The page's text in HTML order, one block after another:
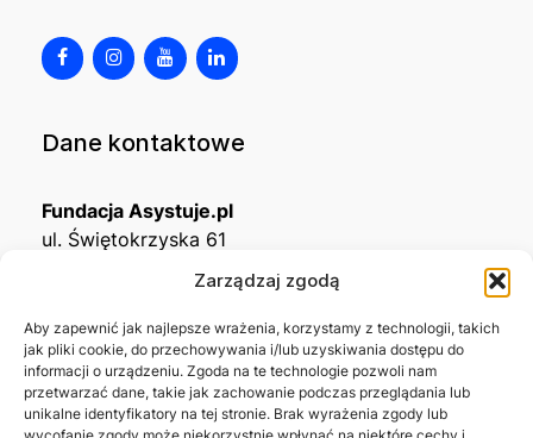
Zarządzaj zgodą
Aby zapewnić jak najlepsze wrażenia, korzystamy z technologii, takich
jak pliki cookie, do przechowywania i/lub uzyskiwania dostępu do
informacji o urządzeniu. Zgoda na te technologie pozwoli nam
przetwarzać dane, takie jak zachowanie podczas przeglądania lub
unikalne identyfikatory na tej stronie. Brak wyrażenia zgody lub
Dane kontaktowe
Fundacja Asystuje.pl
ul. Świętokrzyska 61
KRS0001215994
NIP5492488380
REGON543667703